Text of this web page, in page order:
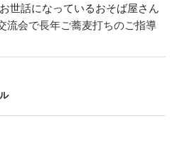
世話になっているおそば屋さん
流会で長年ご蕎麦打ちのご指導